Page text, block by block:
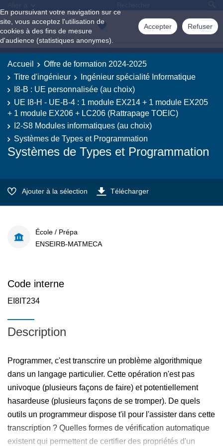
En poursuivant votre navigation sur ce
site, vous acceptez l'utilisation de
cookies à des fins de mesure
d'audience (statistiques anonymes).
Accepter Refuser
Aller à
Accueil
Offre de formation 2024-2025
Titre d'ingénieur
Ingénieur spécialité Informatique
I8-B : UE personnalisée (au choix)
UE I8-H - UE-B-4 : 1 module EX214 + 1 module EX205
+ 1 module EX206 + LC206 (Rattrapage TOEIC)
I2-S8 Modules informatiques (au choix)
Systèmes de Types et Programmation
Systèmes de Types et Programmation
Ajouter à la sélection Télécharger
École / Prépa
ENSEIRB-MATMECA
Code interne
EI8IT234
Description
Programmer, c'est transcrire un problème algorithmique
dans un langage particulier. Cette opération n'est pas
univoque (plusieurs façons de faire) et potentiellement
hasardeuse (plusieurs façons de se tromper). De quels
outils un programmeur dispose t'il pour l'assister dans cette
transcription ? Quelles formes de vérification automatique
existent qui permettent de certifier des propriétés d'un